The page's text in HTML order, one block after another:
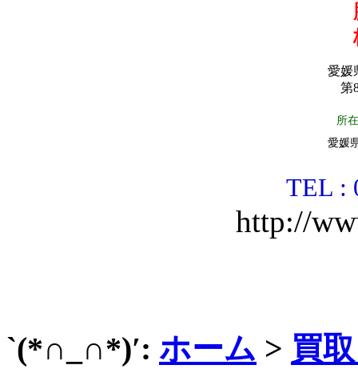
愛媛
第
所
愛媛
TEL :
http://
`(*∩_∩*)′: ホーム > 買